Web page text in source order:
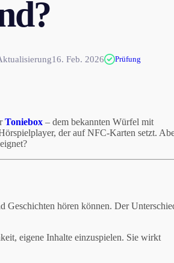
16. Feb. 2026 Prüfung
Toniebox – dem bekannten Würfel mit
der auf NFC-Karten setzt.
Geschichten hören können. Der
eigene Inhalte einzuspielen. Sie wirkt